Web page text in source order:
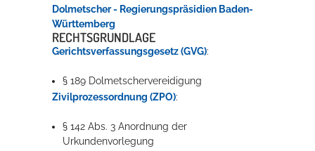
Dolmetscher - Regierungspräsidien Baden-
Württemberg
RECHTSGRUNDLAGE
Gerichtsverfassungsgesetz (GVG):
§ 189 Dolmetschervereidigung
Zivilprozessordnung (ZPO):
§ 142 Abs. 3 Anordnung der
Urkundenvorlegung